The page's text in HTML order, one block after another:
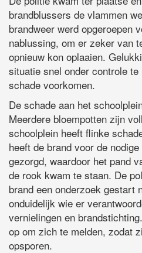
brandblussers de vlammen
brandweer werd opgeroepen
nablussing, om er zeker van
opnieuw kon oplaaien.
situatie snel onder controle
schade voorkomen.
De schade aan het
Meerdere bloempotten zijn
schoolplein heeft flinke
heeft de brand voor de
gezorgd, waardoor het pand
de rook kwam te staan. De
brand een onderzoek gestart
onduidelijk wie er
vernielingen en
op om zich te melden, zodat
opsporen.